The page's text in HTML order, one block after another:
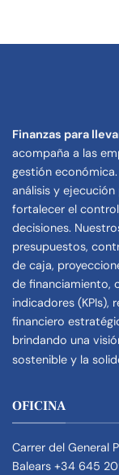
Finanzas para
acompaña a las
gestión
análisis y
fortalecer el
decisiones.
presupuestos,
de caja,
de financiamiento,
indicadores (KPIs),
financiero
brindando una
sostenible y la
OFICINA
Carrer del General
Balears +34 645